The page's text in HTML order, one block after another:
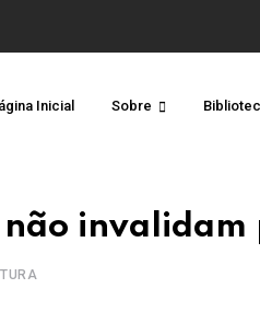
Inicial Sobre
invalidam